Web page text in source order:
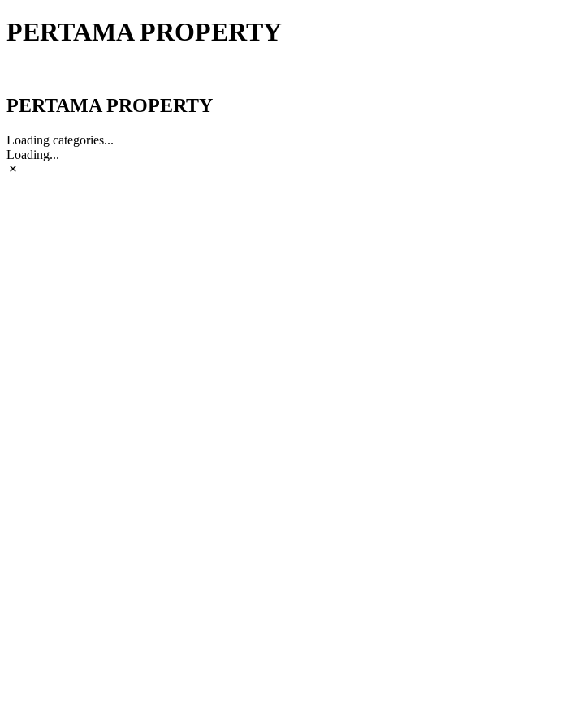
PERTAMA PROPERTY
PERTAMA PROPERTY
Loading categories...
Loading...